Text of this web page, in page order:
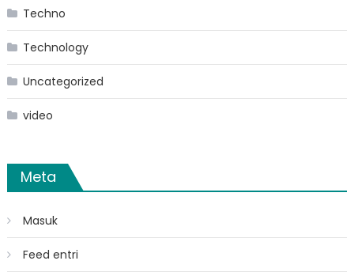
Techno
Technology
Uncategorized
video
Meta
Masuk
Feed entri